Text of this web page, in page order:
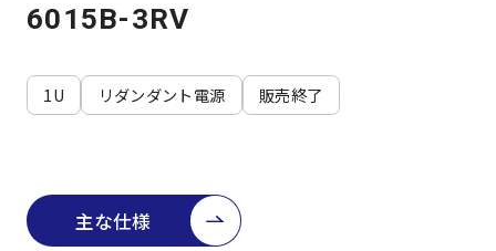
よくある質問
6015B-3RV
1U リダンダント電源 販売終了
主な仕様